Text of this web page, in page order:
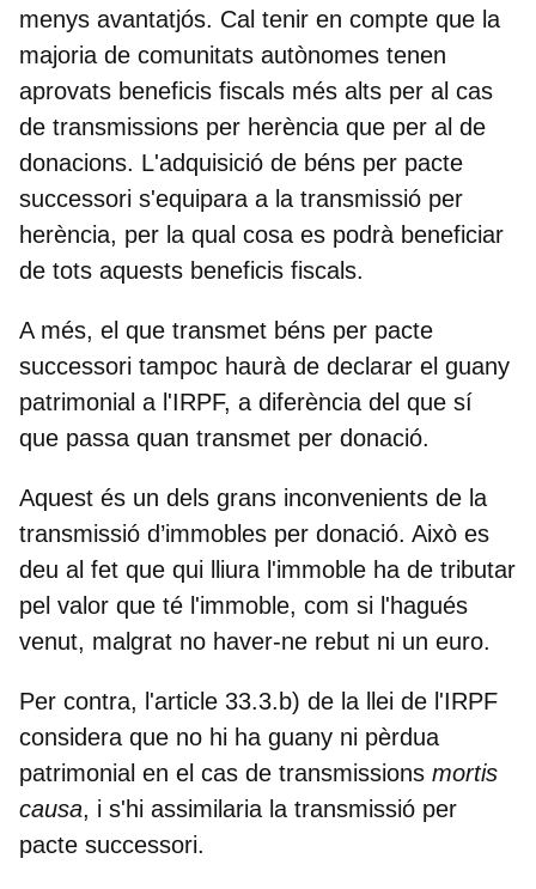
menys avantatjós. Cal tenir en compte que la
majoria de comunitats autònomes tenen
aprovats beneficis fiscals més alts per al cas
de transmissions per herència que per al de
donacions. L'adquisició de béns per pacte
successori s'equipara a la transmissió per
herència, per la qual cosa es podrà beneficiar
de tots aquests beneficis fiscals.
A més, el que transmet béns per pacte
successori tampoc haurà de declarar el guany
patrimonial a l'IRPF, a diferència del que sí
que passa quan transmet per donació.
Aquest és un dels grans inconvenients de la
transmissió d’immobles per donació. Això es
deu al fet que qui lliura l'immoble ha de tributar
pel valor que té l'immoble, com si l'hagués
venut, malgrat no haver-ne rebut ni un euro.
Per contra, l'article 33.3.b) de la llei de l'IRPF
considera que no hi ha guany ni pèrdua
patrimonial en el cas de transmissions mortis
causa, i s'hi assimilaria la transmissió per
pacte successori.